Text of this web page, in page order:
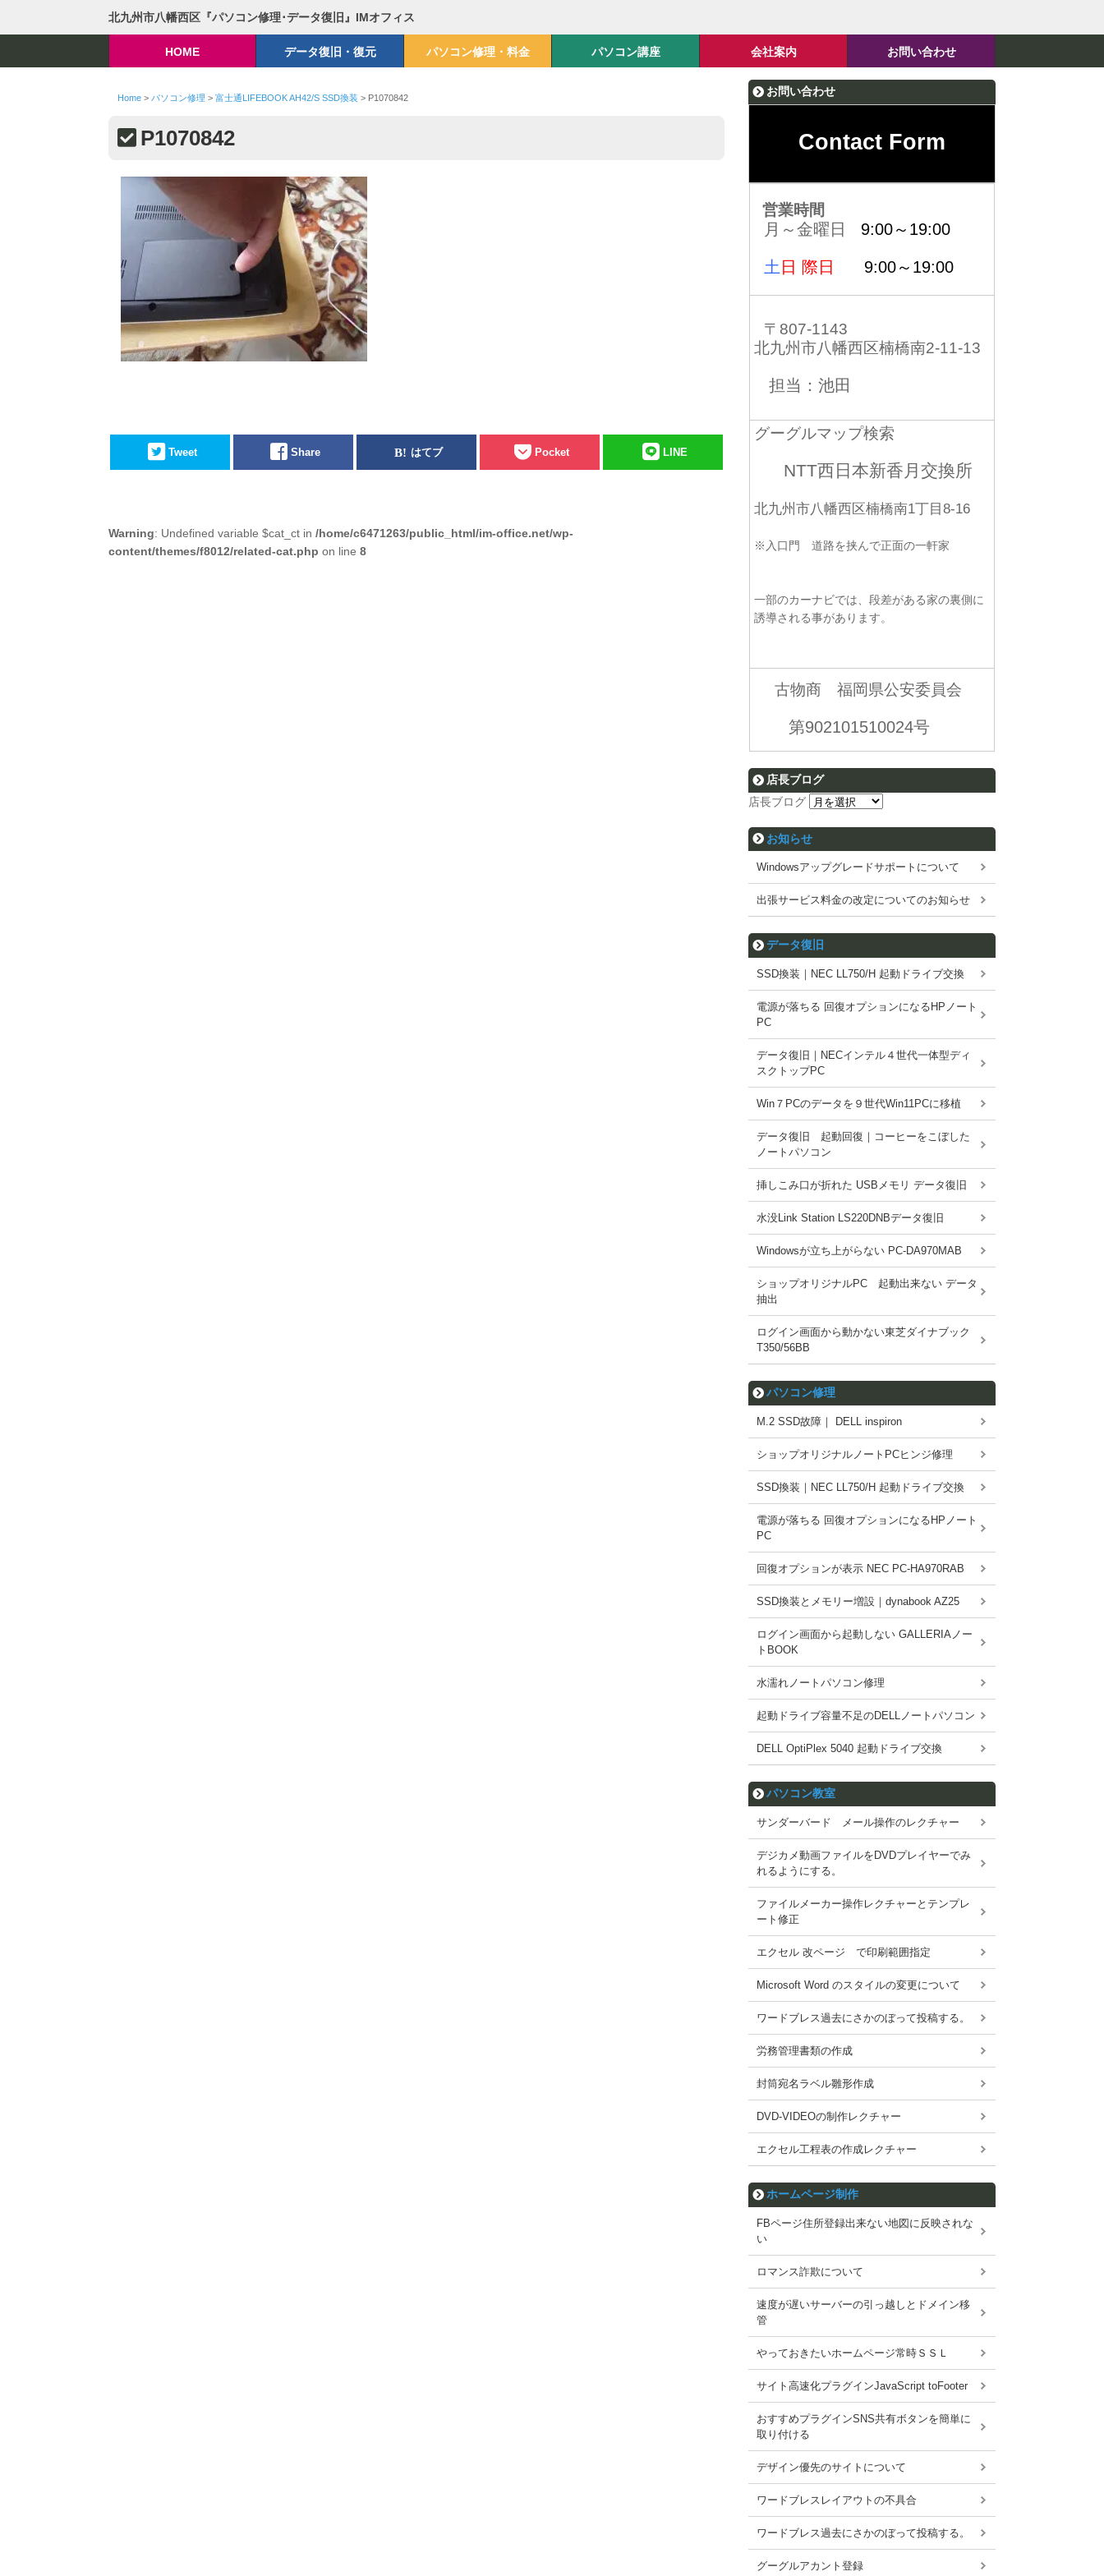
北九州市八幡西区『パソコン修理･データ復旧』IMオフィス
HOME データ復旧・復元 パソコン修理・料金 パソコン講座 会社案内 お問い合わせ
Home> パソコン修理 > 富士通LIFEBOOK AH42/S SSD換装 > P1070842
P1070842
Tweet Share はてブ Pocket LINE
Warning: Undefined variable $cat_ct in /home/c6471263/public_html/im-office.net/wp-
content/themes/f8012/related-cat.php on line 8
お問い合わせ
Contact Form
営業時間
月～金曜日 9:00～19:00
土 日 際日 9:00～19:00
〒807-1143
北九州市八幡西区楠橋南2-11-13
担当：池田
グーグルマップ検索
NTT西日本新香月交換所
北九州市八幡西区楠橋南1丁目8-16
※入口門 道路を挟んで正面の一軒家
一部のカーナビでは、段差がある家の裏側に
誘導される事があります。
古物商 福岡県公安委員会
第902101510024号
店長ブログ
店長ブログ
お知らせ
Windowsアップグレードサポートについて
出張サービス料金の改定についてのお知らせ
データ復旧
SSD換装｜NEC LL750/H 起動ドライブ交換
電源が落ちる 回復オプションになるHPノート
PC
データ復旧｜NECインテル４世代一体型ディ
スクトップPC
Win７PCのデータを９世代Win11PCに移植
データ復旧 起動回復｜コーヒーをこぼした
ノートパソコン
挿しこみ口が折れた USBメモリ データ復旧
水没Link Station LS220DNBデータ復旧
Windowsが立ち上がらない PC-DA970MAB
ショップオリジナルPC 起動出来ない データ
抽出
ログイン画面から動かない東芝ダイナブック
T350/56BB
パソコン修理
M.2 SSD故障｜ DELL inspiron
ショップオリジナルノートPCヒンジ修理
SSD換装｜NEC LL750/H 起動ドライブ交換
電源が落ちる 回復オプションになるHPノート
PC
回復オプションが表示 NEC PC-HA970RAB
SSD換装とメモリー増設｜dynabook AZ25
ログイン画面から起動しない GALLERIAノー
トBOOK
水濡れノートパソコン修理
起動ドライブ容量不足のDELLノートパソコン
DELL OptiPlex 5040 起動ドライブ交換
パソコン教室
サンダーバード メール操作のレクチャー
デジカメ動画ファイルをDVDプレイヤーでみ
れるようにする。
ファイルメーカー操作レクチャーとテンプレ
ート修正
エクセル 改ページ で印刷範囲指定
Microsoft Word のスタイルの変更について
ワードブレス過去にさかのぼって投稿する。
労務管理書類の作成
封筒宛名ラベル雛形作成
DVD-VIDEOの制作レクチャー
エクセル工程表の作成レクチャー
ホームページ制作
FBページ住所登録出来ない地図に反映されな
い
ロマンス詐欺について
速度が遅いサーバーの引っ越しとドメイン移
管
やっておきたいホームページ常時ＳＳＬ
サイト高速化プラグインJavaScript toFooter
おすすめプラグインSNS共有ボタンを簡単に
取り付ける
デザイン優先のサイトについて
ワードブレスレイアウトの不具合
ワードブレス過去にさかのぼって投稿する。
グーグルアカント登録